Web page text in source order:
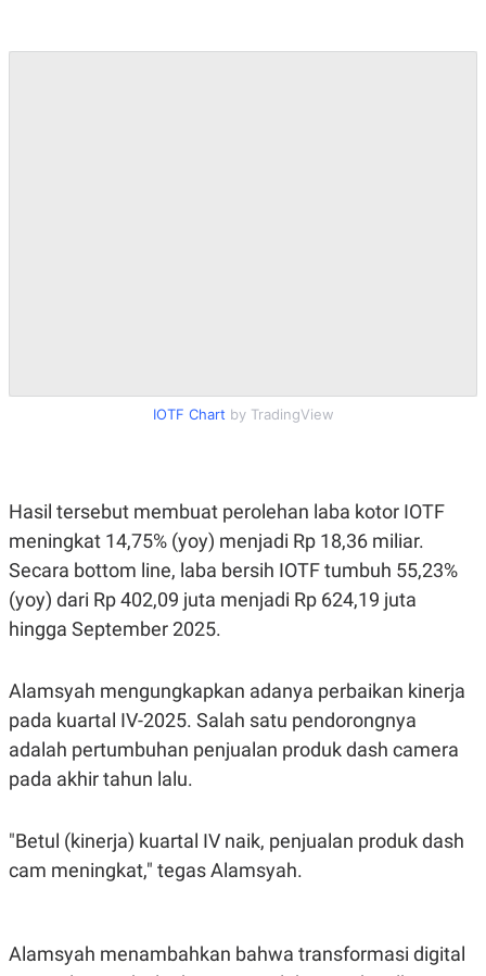
IOTF Chart by TradingView
Hasil tersebut membuat perolehan laba kotor IOTF
meningkat 14,75% (yoy) menjadi Rp 18,36 miliar.
Secara bottom line, laba bersih IOTF tumbuh 55,23%
(yoy) dari Rp 402,09 juta menjadi Rp 624,19 juta
hingga September 2025.
Alamsyah mengungkapkan adanya perbaikan kinerja
pada kuartal IV-2025. Salah satu pendorongnya
adalah pertumbuhan penjualan produk dash camera
pada akhir tahun lalu.
"Betul (kinerja) kuartal IV naik, penjualan produk dash
cam meningkat," tegas Alamsyah.
Alamsyah menambahkan bahwa transformasi digital